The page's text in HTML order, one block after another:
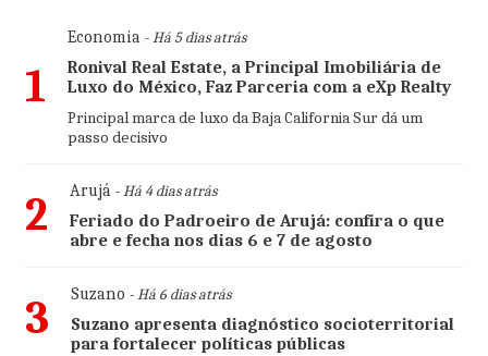
1
Economia- Há 5 dias atrás
Ronival Real Estate, a Principal Imobiliária de
Luxo do México, Faz Parceria com a eXp Realty
Principal marca de luxo da Baja California Sur dá um
passo decisivo
2 Arujá- Há 4 dias atrás
Feriado do Padroeiro de Arujá: confira o que
abre e fecha nos dias 6 e 7 de agosto
3 Suzano - Há 6 dias atrás
Suzano apresenta diagnóstico socioterritorial
para fortalecer políticas públicas